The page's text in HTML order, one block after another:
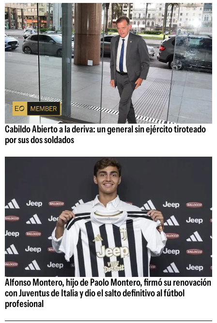
Cabildo Abierto a la deriva: un general sin ejército tiroteado
por sus dos soldados
Alfonso Montero, hijo de Paolo Montero, firmó su renovación
con Juventus de Italia y dio el salto definitivo al fútbol
profesional